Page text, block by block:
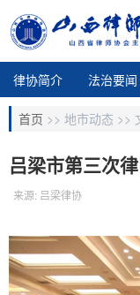
律协简介 法治要闻
地市动态
业务交流
首页 >> 地市动态 >>
吕梁市第三次
来源: 吕梁律协